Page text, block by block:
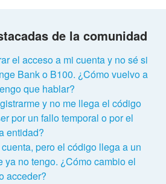
de la comunidad
el acceso a mi cuenta y no sé si
Bank o B100. ¿Cómo vuelvo a
que hablar?
y no me llega el código
por un fallo temporal o por el
entidad?
pero el código llega a un
ya no tengo. ¿Cómo cambio el
acceder?